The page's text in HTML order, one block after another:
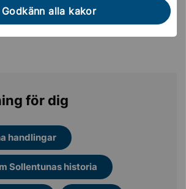
Godkänn alla kakor
filmer
för dig
handlingar
Sollentunas historia